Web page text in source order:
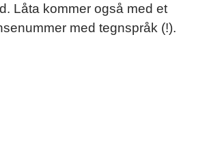
Låta kommer også med et
med tegnspråk (!).